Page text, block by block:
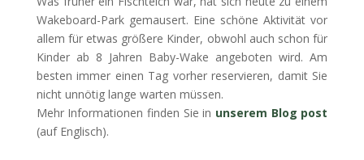
Wakeboard-Park gemausert. Eine schöne Aktivität vor
allem für etwas größere Kinder, obwohl auch schon für
Kinder ab 8 Jahren Baby-Wake angeboten wird. Am
besten immer einen Tag vorher reservieren, damit Sie
nicht unnötig lange warten müssen.
Mehr Informationen finden Sie in unserem Blog post
(auf Englisch).